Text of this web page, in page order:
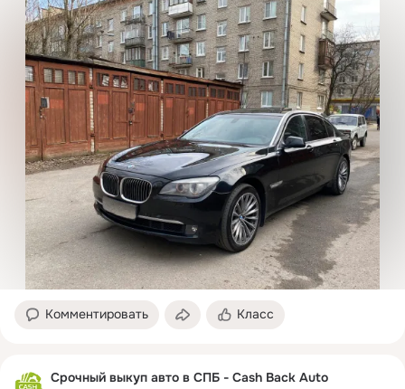
Комментировать Класс
Срочный выкуп авто в СПБ - Cash Back Auto